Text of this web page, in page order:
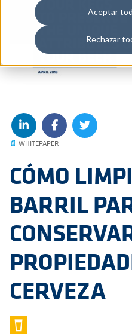
Aceptar
Rechazar
📄 WHITEPAPER
CÓMO
BARRIL
CERVEZA